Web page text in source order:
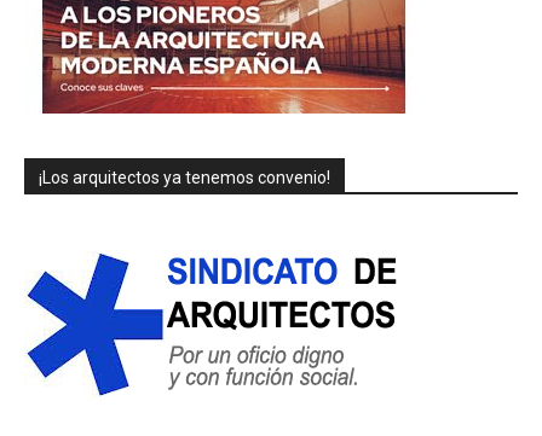
¡Los arquitectos ya tenemos convenio!